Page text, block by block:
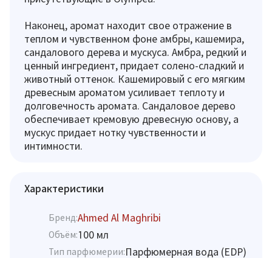
Наконец, аромат находит свое отражение в
теплом и чувственном фоне амбры, кашемира,
сандалового дерева и мускуса. Амбра, редкий и
ценный ингредиент, придает солено-сладкий и
животный оттенок. Кашемировый с его мягким
древесным ароматом усиливает теплоту и
долговечность аромата. Сандаловое дерево
обеспечивает кремовую древесную основу, а
мускус придает нотку чувственности и
интимности.
Характеристики
Бренд:Ahmed Al Maghribi
Объём:100 мл
Тип парфюмерии:Парфюмерная вода (EDP)